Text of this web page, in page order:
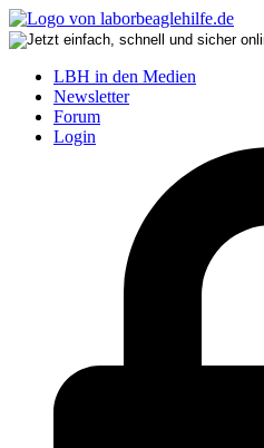
LBH in den Medien
Newsletter
Forum
Login